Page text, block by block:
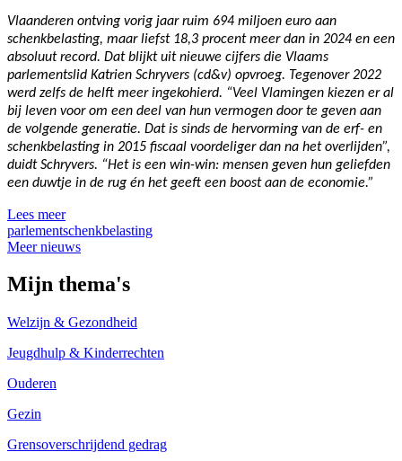
Vlaanderen ontving vorig jaar ruim 694 miljoen euro aan
schenkbelasting, maar liefst 18,3 procent meer dan in 2024 en een
absoluut record. Dat blijkt uit nieuwe cijfers die Vlaams
parlementslid Katrien Schryvers (cd&v) opvroeg. Tegenover 2022
werd zelfs de helft meer ingekohierd. “Veel Vlamingen kiezen er al
bij leven voor om een deel van hun vermogen door te geven aan
de volgende generatie. Dat is sinds de hervorming van de erf- en
schenkbelasting in 2015 fiscaal voordeliger dan na het overlijden”,
duidt Schryvers. “Het is een win-win: mensen geven hun geliefden
een duwtje in de rug én het geeft een boost aan de economie.”
Lees meer
parlementschenkbelasting
Meer nieuws
Mijn thema's
Welzijn & Gezondheid
Jeugdhulp & Kinderrechten
Ouderen
Gezin
Grensoverschrijdend gedrag